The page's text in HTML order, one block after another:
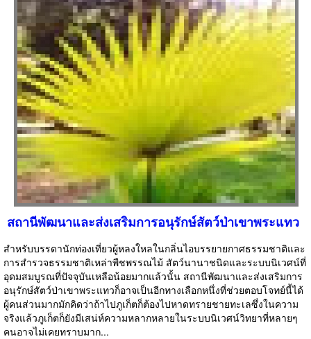
สถานีพัฒนาและส่งเสริมการอนุรักษ์สัตว์ป่าเขาพระแทว
สำหรับบรรดานักท่องเที่ยวผู้หลงใหลในกลิ่นไอบรรยายกาศธรรมชาติและ
การสำรวจธรรมชาติเหล่าพืชพรรณไม้ สัตว์นานาชนิดและระบบนิเวศน์ที่
อุดมสมบูรณที่ปัจจุบันเหลือน้อยมากแล้วนั้น สถานีพัฒนาและส่งเสริมการ
อนุรักษ์สัตว์ป่าเขาพระแทวก็อาจเป็นอีกทางเลือกหนึ่งที่ช่วยตอบโจทย์นี้ได้
ผู้คนส่วนมากมักคิดว่าถ้าไปภูเก็ตก็ต้องไปหาดทรายชายทะเลซึ่งในความ
จริงแล้วภูเก็ตก็ยังมีเสน่ห์ความหลากหลายในระบบนิเวศน์วิทยาที่หลายๆ
คนอาจไม่เคยทราบมาก...